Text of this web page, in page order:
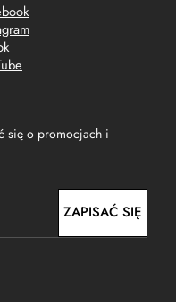
się o promocjach i
ZAPISAĆ SIĘ